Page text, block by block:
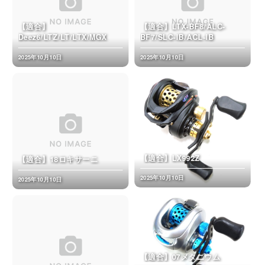
【適合】
Deez6/LTZ/LT/LTX/MGX
2025年10月10日
【適合】LTX-BF8/ALC-
BF7/SLC-IB/ACL-IB
2025年10月10日
【適合】18ロキサーニ
2025年10月10日
【適合】LX992Z
2025年10月10日
【適合】07メタニウム